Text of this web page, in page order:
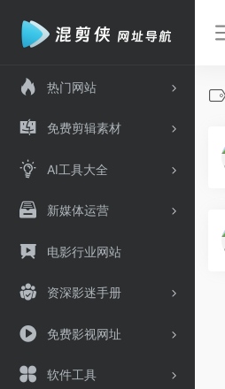
热门网站
免费剪辑素材
AI工具大全
新媒体运营
电影行业网站
资深影迷手册
免费影视网址
软件工具